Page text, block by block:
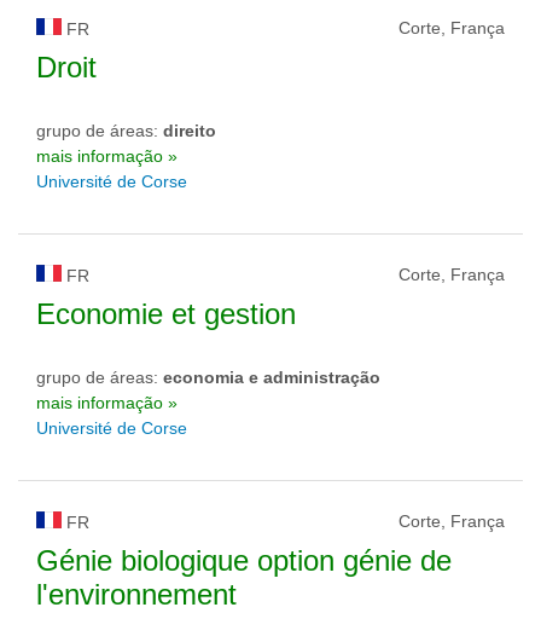
FR Corte, França
Droit
grupo de áreas: direito
mais informação »
Université de Corse
FR Corte, França
Economie et gestion
grupo de áreas: economia e administração
mais informação »
Université de Corse
FR Corte, França
Génie biologique option génie de
l'environnement